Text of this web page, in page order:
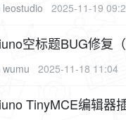
leostudio 2025-11-19
空标题BUG修复
wumu 2025-11-18 11:04
TinyMCE编辑器